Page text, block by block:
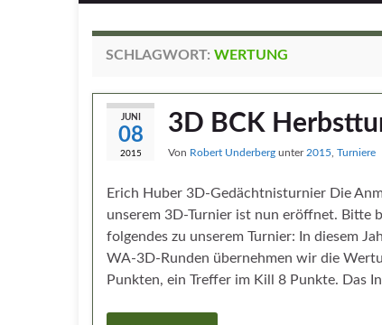
SCHLAGWORT: WERTUNG
JUNI
08
2015
3D BCK
Von Robert Underberg unter 2015 Turniere
Erich Huber 3D-Gedächtnisturnier Die
unserem 3D-Turnier ist nun eröffnet. Bitte
folgendes zu unserem Turnier: In diesem
WA-3D-Runden übernehmen wir die
Punkten, ein Treffer im Kill 8 Punkte. Das